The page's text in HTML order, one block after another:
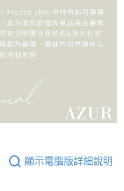
顯示電腦版詳細說明